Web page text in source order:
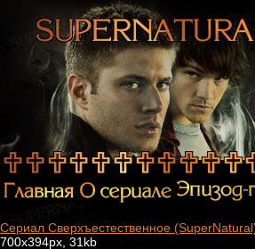
Сериал Сверхъестественное
700x394px, 31kb